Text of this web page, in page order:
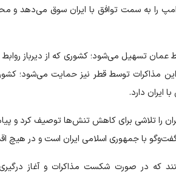
را به سمت توافق با ایران سوق می‌دهد
عمان تسهیل می‌شود؛ کشوری که از دیرباز
مذاکرات توسط قطر نیز حمایت می‌شود؛
ایران دارد.
را تلاشی برای کاهش تنش‌ها توصیف کرد و
با جمهوری اسلامی ایران است و در هیچ
که در صورت شکست مذاکرات و آغاز